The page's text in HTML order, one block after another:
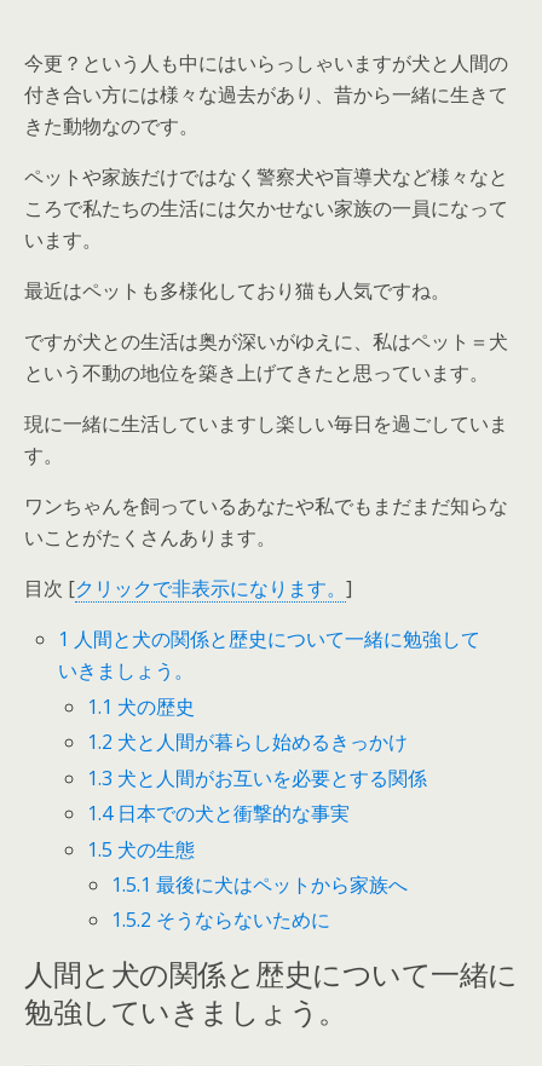
今更？という人も中にはいらっしゃいますが犬と人間の
付き合い方には様々な過去があり、昔から一緒に生きて
きた動物なのです。
ペットや家族だけではなく警察犬や盲導犬など様々なと
ころで私たちの生活には欠かせない家族の一員になって
います。
最近はペットも多様化しており猫も人気ですね。
ですが犬との生活は奥が深いがゆえに、私はペット＝犬
という不動の地位を築き上げてきたと思っています。
現に一緒に生活していますし楽しい毎日を過ごしていま
す。
ワンちゃんを飼っているあなたや私でもまだまだ知らな
いことがたくさんあります。
目次 [クリックで非表示になります。 ]
1 人間と犬の関係と歴史について一緒に勉強して
いきましょう。
1.1 犬の歴史
1.2 犬と人間が暮らし始めるきっかけ
1.3 犬と人間がお互いを必要とする関係
1.4日本での犬と衝撃的な事実
1.5 犬の生態
1.5.1 最後に犬はペットから家族へ
1.5.2 そうならないために
人間と犬の関係と歴史について一緒に
勉強していきましょう。